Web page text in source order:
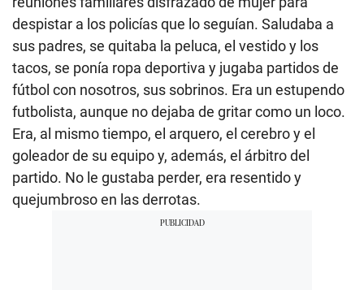
despistar a los policías que lo seguían. Saludaba a
sus padres, se quitaba la peluca, el vestido y los
tacos, se ponía ropa deportiva y jugaba partidos de
fútbol con nosotros, sus sobrinos. Era un estupendo
futbolista, aunque no dejaba de gritar como un loco.
Era, al mismo tiempo, el arquero, el cerebro y el
goleador de su equipo y, además, el árbitro del
partido. No le gustaba perder, era resentido y
quejumbroso en las derrotas.